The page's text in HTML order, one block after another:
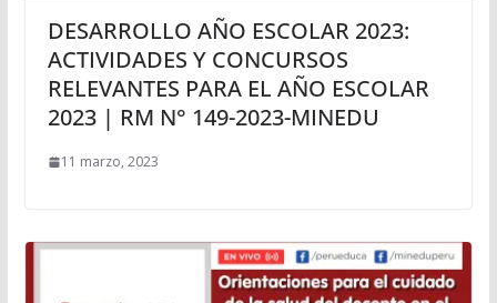
DESARROLLO AÑO ESCOLAR 2023:
ACTIVIDADES Y CONCURSOS
RELEVANTES PARA EL AÑO ESCOLAR
2023 | RM N° 149-2023-MINEDU
11 marzo, 2023